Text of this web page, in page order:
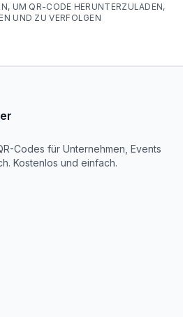
UM QR-CODE HERUNTERZULADEN,
UND ZU VERFOLGEN
Codes für Unternehmen, Events
Kostenlos und einfach.